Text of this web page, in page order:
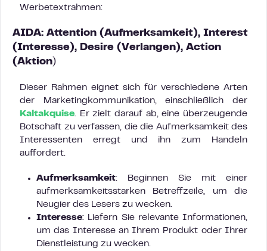
Werbetextrahmen:
AIDA: Attention (Aufmerksamkeit), Interest
(Interesse), Desire (Verlangen), Action
(Aktion)
Dieser Rahmen eignet sich für verschiedene Arten
der Marketingkommunikation, einschließlich der
Kaltakquise. Er zielt darauf ab, eine überzeugende
Botschaft zu verfassen, die die Aufmerksamkeit des
Interessenten erregt und ihn zum Handeln
auffordert.
Aufmerksamkeit: Beginnen Sie mit einer
aufmerksamkeitsstarken Betreffzeile, um die
Neugier des Lesers zu wecken.
Interesse: Liefern Sie relevante Informationen,
um das Interesse an Ihrem Produkt oder Ihrer
Dienstleistung zu wecken.